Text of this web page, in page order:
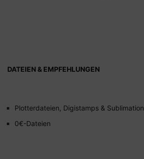
DATEIEN & EMPFEHLUNGEN
Plotterdateien, Digistamps & Sublimation
0€-Dateien